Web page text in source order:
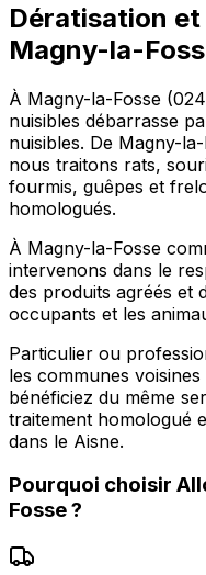
Dératisation
Magny-la-
À Magny-la-Fosse
nuisibles débarrasse
nuisibles. De Magny-
nous traitons rats,
fourmis, guêpes et
homologués.
À Magny-la-Fosse
intervenons dans le
des produits agréés et
occupants et les
Particulier ou
les communes
bénéficiez du même
traitement homologué
dans le Aisne.
Pourquoi choisir
Fosse?